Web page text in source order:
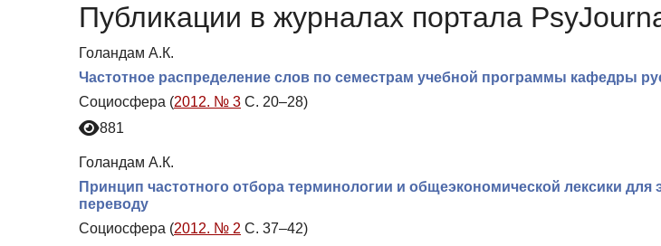
Публикации в журналах портала
Голандам А.К.
Частотное распределение слов по семестрам учебной программы кафедры
Социосфера (2012. № 3 С. 20–28)
881
Голандам А.К.
Принцип частотного отбора терминологии и общеэкономической лексики для
переводу
Социосфера (2012. № 2 С. 37–42)